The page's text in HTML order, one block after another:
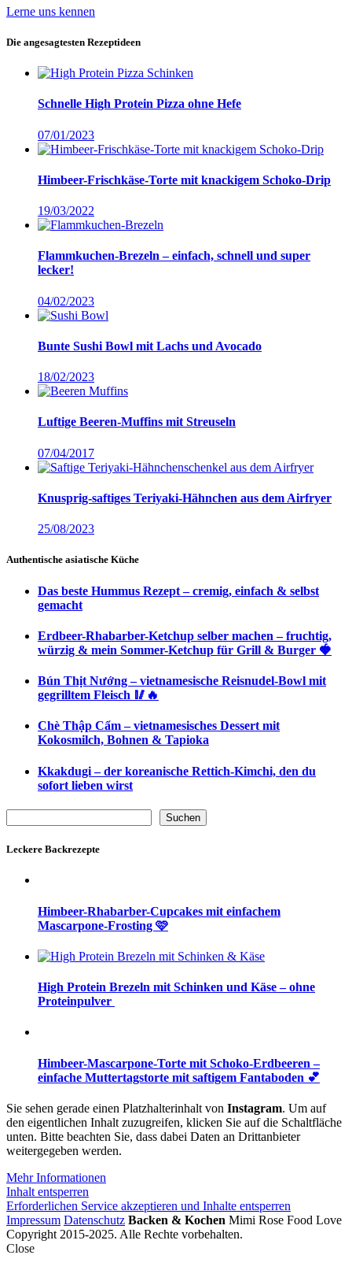
Lerne uns kennen
Die angesagtesten Rezeptideen
Schnelle High Protein Pizza ohne Hefe
07/01/2023
Himbeer-Frischkäse-Torte mit knackigem Schoko-Drip
19/03/2022
Flammkuchen-Brezeln – einfach, schnell und super
lecker!
04/02/2023
Bunte Sushi Bowl mit Lachs und Avocado
18/02/2023
Luftige Beeren-Muffins mit Streuseln
07/04/2017
Knusprig-saftiges Teriyaki-Hähnchen aus dem Airfryer
25/08/2023
Authentische asiatische Küche
Das beste Hummus Rezept – cremig, einfach & selbst
gemacht
Erdbeer-Rhabarber-Ketchup selber machen – fruchtig,
würzig & mein Sommer-Ketchup für Grill & Burger 🍓
Bún Thịt Nướng – vietnamesische Reisnudel-Bowl mit
gegrilltem Fleisch 🥢🔥
Chè Thập Cẩm – vietnamesisches Dessert mit
Kokosmilch, Bohnen & Tapioka
Kkakdugi – der koreanische Rettich-Kimchi, den du
sofort lieben wirst
Suchen
Leckere Backrezepte
Himbeer-Rhabarber-Cupcakes mit einfachem
Mascarpone-Frosting 🩷
High Protein Brezeln mit Schinken und Käse – ohne
Proteinpulver
Himbeer-Mascarpone-Torte mit Schoko-Erdbeeren –
einfache Muttertagstorte mit saftigem Fantaboden 💕
Sie sehen gerade einen Platzhalterinhalt von Instagram. Um auf
den eigentlichen Inhalt zuzugreifen, klicken Sie auf die Schaltfläche
unten. Bitte beachten Sie, dass dabei Daten an Drittanbieter
weitergegeben werden.
Mehr Informationen
Inhalt entsperren
Erforderlichen Service akzeptieren und Inhalte entsperren
Impressum Datenschutz Backen & Kochen Mimi Rose Food Love
Copyright 2015-2025. Alle Rechte vorbehalten.
Close